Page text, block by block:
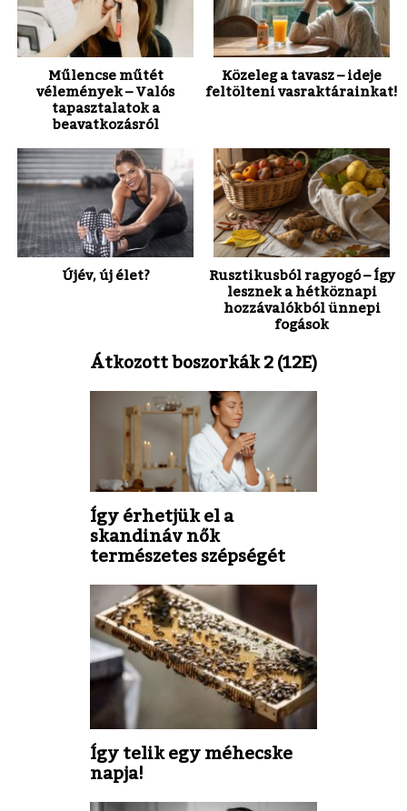
Műlencse műtét
vélemények – Valós
tapasztalatok a
beavatkozásról
Közeleg a tavasz – ideje
feltölteni vasraktárainkat!
Újév, új élet?
Rusztikusból ragyogó – Így
lesznek a hétköznapi
hozzávalókból ünnepi
fogások
Átkozott boszorkák 2 (12E)
Így érhetjük el a
skandináv nők
természetes szépségét
Így telik egy méhecske
napja!